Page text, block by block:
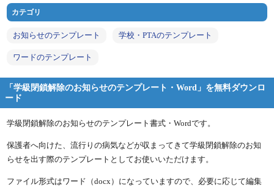
カテゴリ
お知らせのテンプレート 学校・PTAのテンプレート
ワードのテンプレート
「学級閉鎖解除のお知らせのテンプレート・Word」を無料ダウンロ
ード
学級閉鎖解除のお知らせのテンプレート書式・Wordです。
保護者へ向けた、流行りの病気などが収まってきて学級閉鎖解除のお知
らせを出す際のテンプレートとしてお使いいただけます。
ファイル形式はワード（docx）になっていますので、必要に応じて編集